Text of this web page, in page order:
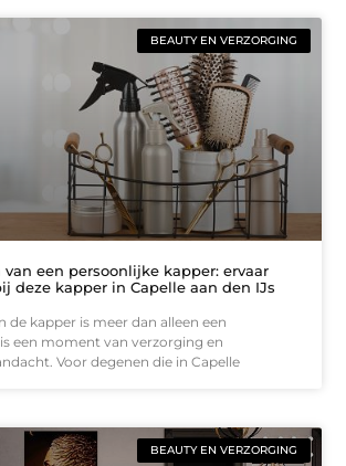
BEAUTY EN VERZORGING
van een persoonlijke kapper: ervaar
deze kapper in Capelle aan den IJs
de kapper is meer dan alleen een
een moment van verzorging en
Voor degenen die in Capelle
BEAUTY EN VERZORGING